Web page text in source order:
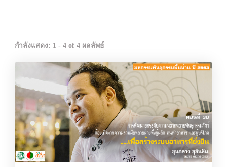
กำลังแสดง: 1 - 4 of 4 ผลลัพธ์